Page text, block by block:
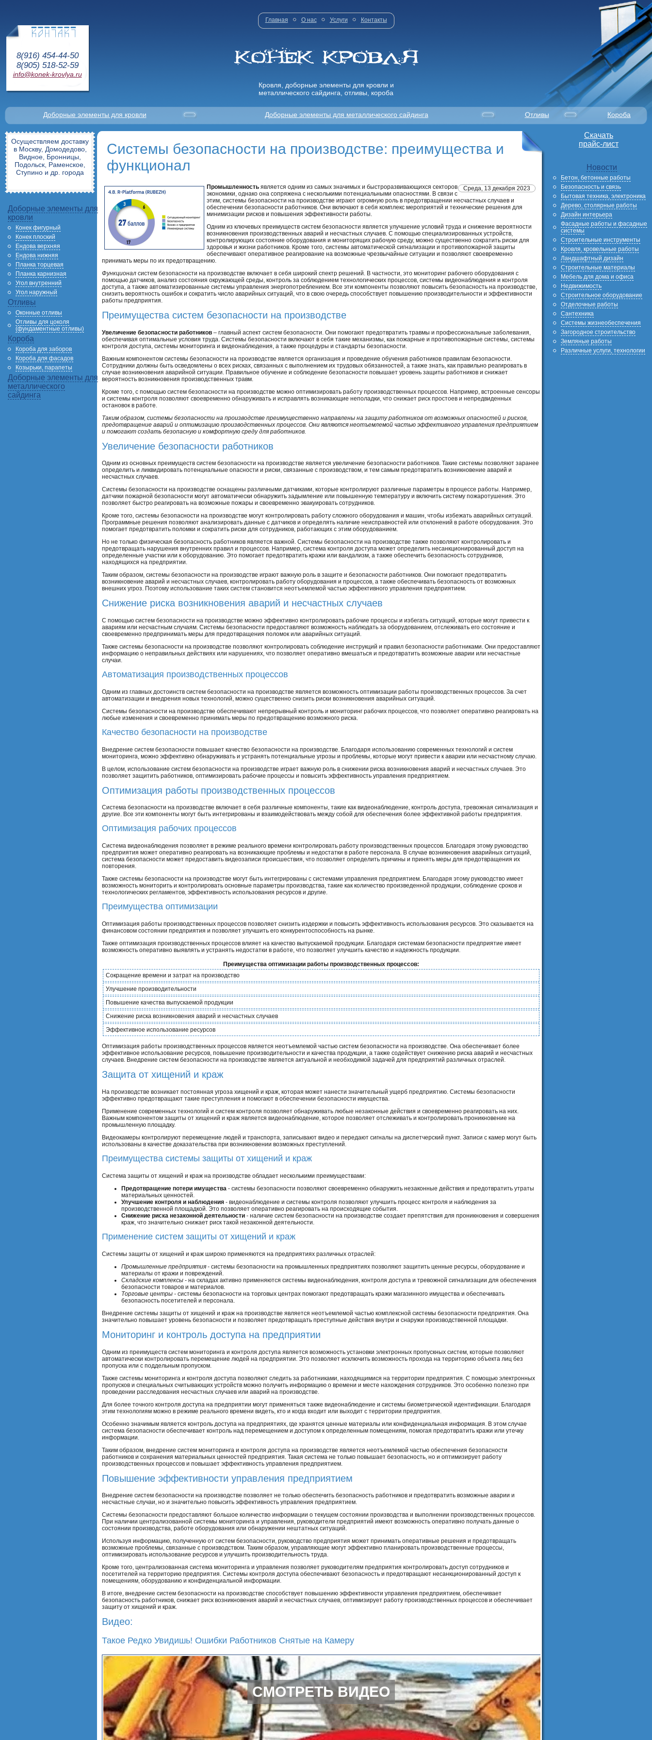
8(916) 454-44-50
8(905) 518-52-59
info@konek-krovlya.ru
Главная О нас Услуги Контакты
Кровля, доборные элементы для кровли и
металлического сайдинга, отливы, короба
Доборные элементы для кровли Доборные элементы для металлического сайдинга Отливы Короба
Осуществляем доставку
в Москву, Домодедово,
Видное, Бронницы,
Подольск, Раменское,
Ступино и др. города
Доборные элементы для
кровли
Конек фигурный
Конек плоский
Ендова верхняя
Ендова нижняя
Планка торцевая
Планка карнизная
Угол внутренний
Угол наружный
Отливы
Оконные отливы
Отливы для цоколя
(фундаментные отливы)
Короба
Короба для заборов
Короба для фасадов
Козырьки, парапеты
Доборные элементы для
металлического
сайдинга
Системы безопасности на производстве: преимущества и
функционал
Среда, 13 декабря 2023
Промышленность является одним из самых значимых и быстроразвивающихся секторов
экономики, однако она сопряжена с несколькими потенциальными опасностями. В связи с
этим, системы безопасности на производстве играют огромную роль в предотвращении несчастных случаев и
обеспечении безопасности работников. Они включают в себя комплекс мероприятий и технические решения для
минимизации рисков и повышения эффективности работы.
Одним из ключевых преимуществ систем безопасности является улучшение условий труда и снижение вероятности
возникновения производственных аварий и несчастных случаев. С помощью специализированных устройств,
контролирующих состояние оборудования и мониторящих рабочую среду, можно существенно сократить риски для
здоровья и жизни работников. Кроме того, системы автоматической сигнализации и противопожарной защиты
обеспечивают оперативное реагирование на возможные чрезвычайные ситуации и позволяют своевременно
принимать меры по их предотвращению.
Функционал систем безопасности на производстве включает в себя широкий спектр решений. В частности, это мониторинг рабочего оборудования с
помощью датчиков, анализ состояния окружающей среды, контроль за соблюдением технологических процессов, системы видеонаблюдения и контроля
доступа, а также автоматизированные системы управления энергопотреблением. Все эти компоненты позволяют повысить безопасность на производстве,
снизить вероятность ошибок и сократить число аварийных ситуаций, что в свою очередь способствует повышению производительности и эффективности
работы предприятия.
Преимущества систем безопасности на производстве
Увеличение безопасности работников – главный аспект систем безопасности. Они помогают предотвратить травмы и профессиональные заболевания,
обеспечивая оптимальные условия труда. Системы безопасности включают в себя такие механизмы, как пожарные и противопожарные системы, системы
контроля доступа, системы мониторинга и видеонаблюдения, а также процедуры и стандарты безопасности.
Важным компонентом системы безопасности на производстве является организация и проведение обучения работников правилам безопасности.
Сотрудники должны быть осведомлены о всех рисках, связанных с выполнением их трудовых обязанностей, а также знать, как правильно реагировать в
случае возникновения аварийной ситуации. Правильное обучение и соблюдение безопасности повышает уровень защиты работников и снижает
вероятность возникновения производственных травм.
Кроме того, с помощью систем безопасности на производстве можно оптимизировать работу производственных процессов. Например, встроенные сенсоры
и системы контроля позволяют своевременно обнаруживать и исправлять возникающие неполадки, что снижает риск простоев и непредвиденных
остановок в работе.
Таким образом, системы безопасности на производстве преимущественно направлены на защиту работников от возможных опасностей и рисков,
предотвращение аварий и оптимизацию производственных процессов. Они являются неотъемлемой частью эффективного управления предприятием
и помогают создать безопасную и комфортную среду для работников.
Увеличение безопасности работников
Одним из основных преимуществ систем безопасности на производстве является увеличение безопасности работников. Такие системы позволяют заранее
определить и ликвидировать потенциальные опасности и риски, связанные с производством, и тем самым предотвратить возникновение аварий и
несчастных случаев.
Системы безопасности на производстве оснащены различными датчиками, которые контролируют различные параметры в процессе работы. Например,
датчики пожарной безопасности могут автоматически обнаружить задымление или повышенную температуру и включить систему пожаротушения. Это
позволяет быстро реагировать на возможные пожары и своевременно эвакуировать сотрудников.
Кроме того, системы безопасности на производстве могут контролировать работу сложного оборудования и машин, чтобы избежать аварийных ситуаций.
Программные решения позволяют анализировать данные с датчиков и определять наличие неисправностей или отклонений в работе оборудования. Это
помогает предотвратить поломки и сократить риски для сотрудников, работающих с этим оборудованием.
Но не только физическая безопасность работников является важной. Системы безопасности на производстве также позволяют контролировать и
предотвращать нарушения внутренних правил и процессов. Например, система контроля доступа может определить несанкционированный доступ на
определенные участки или к оборудованию. Это помогает предотвратить кражи или вандализм, а также обеспечить безопасность сотрудников,
находящихся на предприятии.
Таким образом, системы безопасности на производстве играют важную роль в защите и безопасности работников. Они помогают предотвратить
возникновение аварий и несчастных случаев, контролировать работу оборудования и процессов, а также обеспечивать безопасность от возможных
внешних угроз. Поэтому использование таких систем становится неотъемлемой частью эффективного управления предприятием.
Снижение риска возникновения аварий и несчастных случаев
С помощью систем безопасности на производстве можно эффективно контролировать рабочие процессы и избегать ситуаций, которые могут привести к
авариям или несчастным случаям. Системы безопасности предоставляют возможность наблюдать за оборудованием, отслеживать его состояние и
своевременно предпринимать меры для предотвращения поломок или аварийных ситуаций.
Также системы безопасности на производстве позволяют контролировать соблюдение инструкций и правил безопасности работниками. Они предоставляют
информацию о неправильных действиях или нарушениях, что позволяет оперативно вмешаться и предотвратить возможные аварии или несчастные
случаи.
Автоматизация производственных процессов
Одним из главных достоинств систем безопасности на производстве является возможность оптимизации работы производственных процессов. За счет
автоматизации и внедрения новых технологий, можно существенно снизить риски возникновения аварийных ситуаций.
Системы безопасности на производстве обеспечивают непрерывный контроль и мониторинг рабочих процессов, что позволяет оперативно реагировать на
любые изменения и своевременно принимать меры по предотвращению возможного риска.
Качество безопасности на производстве
Внедрение систем безопасности повышает качество безопасности на производстве. Благодаря использованию современных технологий и систем
мониторинга, можно эффективно обнаруживать и устранять потенциальные угрозы и проблемы, которые могут привести к аварии или несчастному случаю.
В целом, использование систем безопасности на производстве играет важную роль в снижении риска возникновения аварий и несчастных случаев. Это
позволяет защитить работников, оптимизировать рабочие процессы и повысить эффективность управления предприятием.
Оптимизация работы производственных процессов
Система безопасности на производстве включает в себя различные компоненты, такие как видеонаблюдение, контроль доступа, тревожная сигнализация и
другие. Все эти компоненты могут быть интегрированы и взаимодействовать между собой для обеспечения более эффективной работы предприятия.
Оптимизация рабочих процессов
Система видеонаблюдения позволяет в режиме реального времени контролировать работу производственных процессов. Благодаря этому руководство
предприятия может оперативно реагировать на возникающие проблемы и недостатки в работе персонала. В случае возникновения аварийных ситуаций,
система безопасности может предоставить видеозаписи происшествия, что позволяет определить причины и принять меры для предотвращения их
повторения.
Также системы безопасности на производстве могут быть интегрированы с системами управления предприятием. Благодаря этому руководство имеет
возможность мониторить и контролировать основные параметры производства, такие как количество произведенной продукции, соблюдение сроков и
технологических регламентов, эффективность использования ресурсов и другие.
Преимущества оптимизации
Оптимизация работы производственных процессов позволяет снизить издержки и повысить эффективность использования ресурсов. Это сказывается на
финансовом состоянии предприятия и позволяет улучшить его конкурентоспособность на рынке.
Также оптимизация производственных процессов влияет на качество выпускаемой продукции. Благодаря системам безопасности предприятие имеет
возможность оперативно выявлять и устранять недостатки в работе, что позволяет улучшить качество и надежность продукции.
Преимущества оптимизации работы производственных процессов:
Сокращение времени и затрат на производство
Улучшение производительности
Повышение качества выпускаемой продукции
Снижение риска возникновения аварий и несчастных случаев
Эффективное использование ресурсов
Оптимизация работы производственных процессов является неотъемлемой частью систем безопасности на производстве. Она обеспечивает более
эффективное использование ресурсов, повышение производительности и качества продукции, а также содействует снижению риска аварий и несчастных
случаев. Внедрение систем безопасности на производстве является актуальной и необходимой задачей для предприятий различных отраслей.
Защита от хищений и краж
На производстве возникает постоянная угроза хищений и краж, которая может нанести значительный ущерб предприятию. Системы безопасности
эффективно предотвращают такие преступления и помогают в обеспечении безопасности имущества.
Применение современных технологий и систем контроля позволяет обнаруживать любые незаконные действия и своевременно реагировать на них.
Важным компонентом защиты от хищений и краж является видеонаблюдение, которое позволяет отслеживать и контролировать проникновение на
промышленную площадку.
Видеокамеры контролируют перемещение людей и транспорта, записывают видео и передают сигналы на диспетчерский пункт. Записи с камер могут быть
использованы в качестве доказательства при возникновении возможных преступлений.
Преимущества системы защиты от хищений и краж
Система защиты от хищений и краж на производстве обладает несколькими преимуществами:
Предотвращение потери имущества - системы безопасности позволяют своевременно обнаружить незаконные действия и предотвратить утраты
материальных ценностей.
Улучшение контроля и наблюдения - видеонаблюдение и системы контроля позволяют улучшить процесс контроля и наблюдения за
производственной площадкой. Это позволяет оперативно реагировать на происходящие события.
Снижение риска незаконной деятельности - наличие систем безопасности на производстве создает препятствия для проникновения и совершения
краж, что значительно снижает риск такой незаконной деятельности.
Применение систем защиты от хищений и краж
Системы защиты от хищений и краж широко применяются на предприятиях различных отраслей:
Промышленные предприятия - системы безопасности на промышленных предприятиях позволяют защитить ценные ресурсы, оборудование и
материалы от кражи и повреждений.
Складские комплексы - на складах активно применяются системы видеонаблюдения, контроля доступа и тревожной сигнализации для обеспечения
безопасности товаров и материалов.
Торговые центры - системы безопасности на торговых центрах помогают предотвращать кражи магазинного имущества и обеспечивать
безопасность посетителей и персонала.
Внедрение системы защиты от хищений и краж на производстве является неотъемлемой частью комплексной системы безопасности предприятия. Она
значительно повышает уровень безопасности и позволяет предотвращать преступные действия внутри и снаружи производственной площадки.
Мониторинг и контроль доступа на предприятии
Одним из преимуществ систем мониторинга и контроля доступа является возможность установки электронных пропускных систем, которые позволяют
автоматически контролировать перемещение людей на предприятии. Это позволяет исключить возможность прохода на территорию объекта лиц без
пропуска или с поддельным пропуском.
Также системы мониторинга и контроля доступа позволяют следить за работниками, находящимися на территории предприятия. С помощью электронных
пропусков и специальных считывающих устройств можно получить информацию о времени и месте нахождения сотрудников. Это особенно полезно при
проведении расследования несчастных случаев или аварий на производстве.
Для более точного контроля доступа на предприятии могут применяться также видеонаблюдение и системы биометрической идентификации. Благодаря
этим технологиям можно в режиме реального времени видеть, кто и когда входит или выходит с территории предприятия.
Особенно значимым является контроль доступа на предприятиях, где хранятся ценные материалы или конфиденциальная информация. В этом случае
система безопасности обеспечивает контроль над перемещением и доступом к определенным помещениям, помогая предотвратить кражи или утечку
информации.
Таким образом, внедрение систем мониторинга и контроля доступа на производстве является неотъемлемой частью обеспечения безопасности
работников и сохранения материальных ценностей предприятия. Такая система не только повышает безопасность, но и оптимизирует работу
производственных процессов и повышает эффективность управления предприятием.
Повышение эффективности управления предприятием
Внедрение систем безопасности на производстве позволяет не только обеспечить безопасность работников и предотвратить возможные аварии и
несчастные случаи, но и значительно повысить эффективность управления предприятием.
Системы безопасности предоставляют большое количество информации о текущем состоянии производства и выполнении производственных процессов.
При наличии централизованной системы мониторинга и управления, руководители предприятий имеют возможность оперативно получать данные о
состоянии производства, работе оборудования или обнаружении нештатных ситуаций.
Используя информацию, полученную от систем безопасности, руководство предприятия может принимать оперативные решения и предотвращать
возможные проблемы, связанные с производством. Таким образом, управляющие могут эффективно планировать производственные процессы,
оптимизировать использование ресурсов и улучшить производительность труда.
Кроме того, централизованная система мониторинга и управления позволяет руководителям предприятия контролировать доступ сотрудников и
посетителей на территорию предприятия. Системы контроля доступа обеспечивают безопасность и предотвращают несанкционированный доступ к
помещениям, оборудованию и конфиденциальной информации.
В итоге, внедрение систем безопасности на производстве способствует повышению эффективности управления предприятием, обеспечивает
безопасность работников, снижает риск возникновения аварий и несчастных случаев, оптимизирует работу производственных процессов и обеспечивает
защиту от хищений и краж.
Видео:
Такое Редко Увидишь! Ошибки Работников Снятые на Камеру
СМОТРЕТЬ ВИДЕО
Скачать
прайс-лист
Новости
Бетон, бетонные работы
Безопасность и связь
Бытовая техника, электроника
Дерево, столярные работы
Дизайн интерьера
Фасадные работы и фасадные
системы
Строительные инструменты
Кровля, кровельные работы
Ландшафтный дизайн
Строительные материалы
Мебель для дома и офиса
Недвижимость
Строительное оборудование
Отделочные работы
Сантехника
Системы жизнеобеспечения
Загородное строительство
Земляные работы
Различные услуги, технологии